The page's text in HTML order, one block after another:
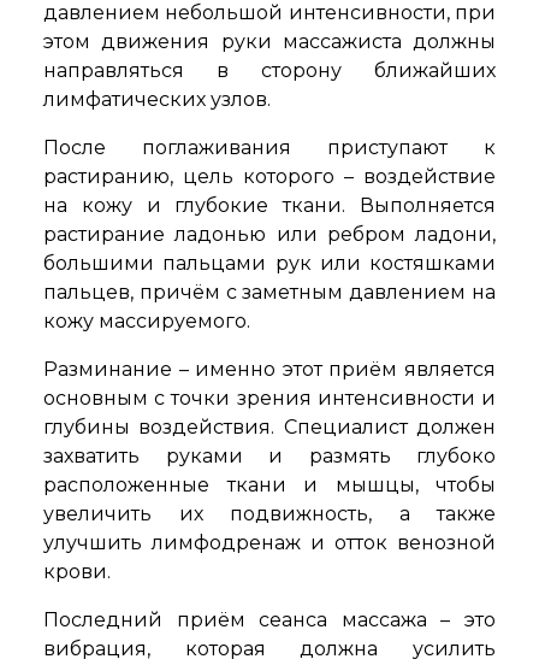
давлением небольшой интенсивности, при
этом движения руки массажиста должны
направляться в сторону ближайших
лимфатических узлов.
После поглаживания приступают к
растиранию, цель которого – воздействие
на кожу и глубокие ткани. Выполняется
растирание ладонью или ребром ладони,
большими пальцами рук или костяшками
пальцев, причём с заметным давлением на
кожу массируемого.
Разминание – именно этот приём является
основным с точки зрения интенсивности и
глубины воздействия. Специалист должен
захватить руками и размять глубоко
расположенные ткани и мышцы, чтобы
увеличить их подвижность, а также
улучшить лимфодренаж и отток венозной
крови.
Последний приём сеанса массажа – это
вибрация, которая должна усилить